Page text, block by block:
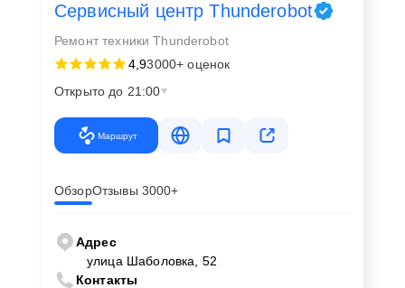
Сервисный центр Thunderobot
Ремонт техники Thunderobot
4,93000+ оценок
Открыто до 21:00
Маршрут
ОбзорОтзывы 3000+
Адрес
улица Шаболовка, 52
Контакты